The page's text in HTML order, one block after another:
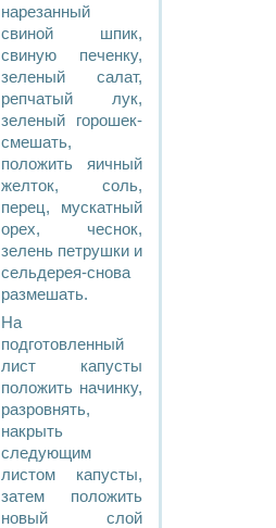
нарезанный
свиной шпик,
свиную печенку,
зеленый салат,
репчатый лук,
зеленый горошек-
смешать,
положить яичный
желток, соль,
перец, мускатный
орех, чеснок,
зелень петрушки и
сельдерея-снова
размешать.
На
подготовленный
лист капусты
положить начинку,
разровнять,
накрыть
следующим
листом капусты,
затем положить
новый слой